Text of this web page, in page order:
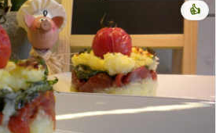
👍